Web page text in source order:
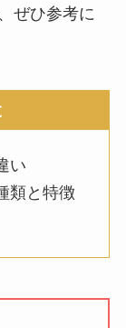
ぜひ参考に
い
類と特徴